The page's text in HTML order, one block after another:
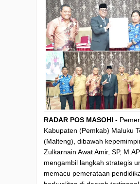
RADAR POS MASOHI -
Kabupaten (Pemkab) Maluku
(Malteng), dibawah
Zulkarnain Awat Amir, SP, M.AP
mengambil langkah strategis
memacu pemerataan